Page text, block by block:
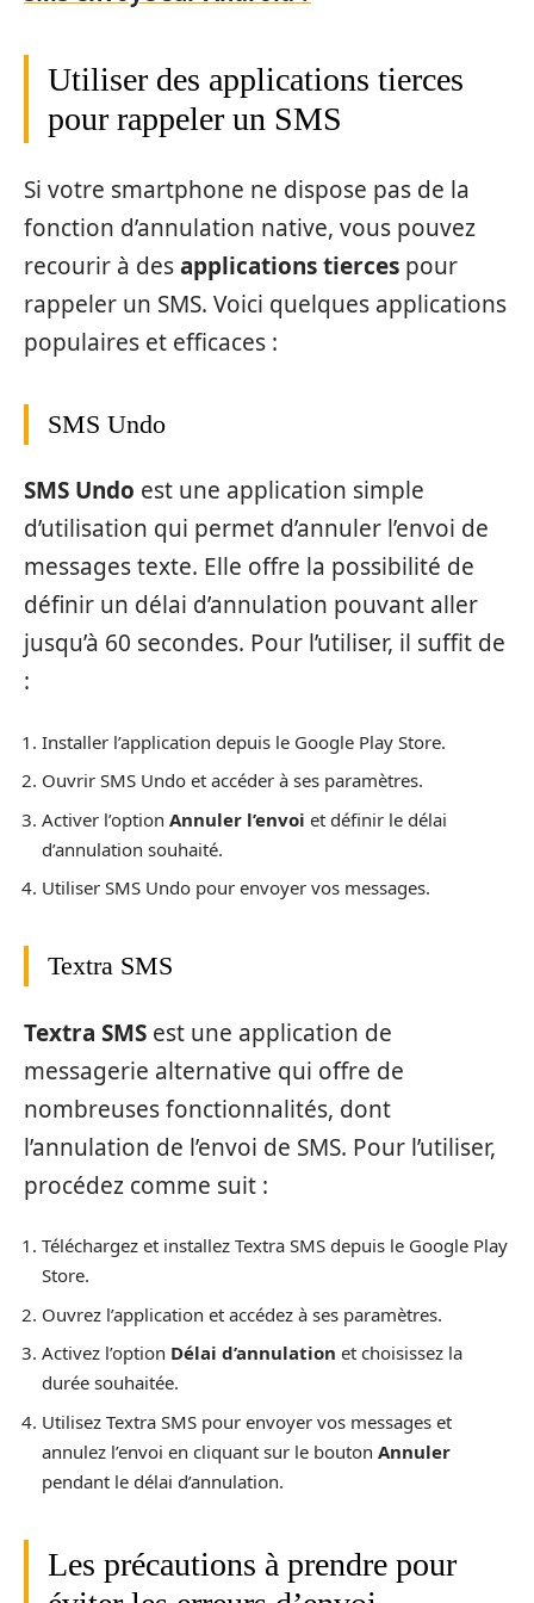
Utiliser des applications tierces
pour rappeler un SMS
Si votre smartphone ne dispose pas de la
fonction d’annulation native, vous pouvez
recourir à desapplications tierces pour
rappeler un SMS. Voici quelques applications
populaires et efficaces :
SMS Undo
SMS Undo est une application simple
d’utilisation qui permet d’annuler l’envoi de
messages texte. Elle offre la possibilité de
définir un délai d’annulation pouvant aller
jusqu’à 60 secondes. Pour l’utiliser, il suffit de
:
Installer l’application depuis le Google Play Store.
Ouvrir SMS Undo et accéder à ses paramètres.
Activer l’option Annuler l’envoi et définir le délai
d’annulation souhaité.
Utiliser SMS Undo pour envoyer vos messages.
Textra SMS
Textra SMS est une application de
messagerie alternative qui offre de
nombreuses fonctionnalités, dont
l’annulation de l’envoi de SMS. Pour l’utiliser,
procédez comme suit :
Téléchargez et installez Textra SMS depuis le Google Play
Store.
Ouvrez l’application et accédez à ses paramètres.
Activez l’option Délai d’annulation et choisissez la
durée souhaitée.
Utilisez Textra SMS pour envoyer vos messages et
annulez l’envoi en cliquant sur le bouton Annuler
pendant le délai d’annulation.
Les précautions à prendre pour